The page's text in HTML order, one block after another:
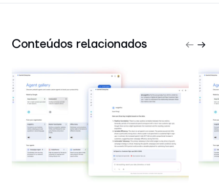
Conteúdos relacionados